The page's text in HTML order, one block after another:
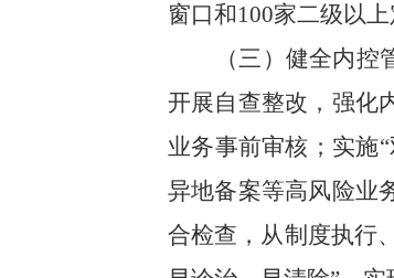
窗口和100家二级以
（三）健全内控
开展自查整改，强化
业务事前审核；实施
异地备案等高风险业
合检查，从制度执行